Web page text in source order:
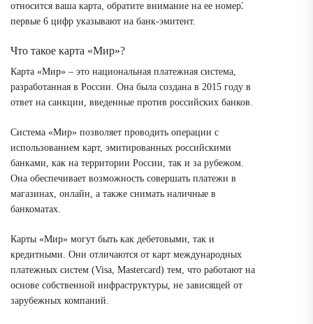
относится ваша карта, обратите внимание на ее номер⁚
первые 6 цифр указывают на банк-эмитент.
Что такое карта «Мир»?
Карта «Мир» – это национальная платежная система,
разработанная в России. Она была создана в 2015 году в
ответ на санкции, введенные против российских банков.
Система «Мир» позволяет проводить операции с
использованием карт, эмитированных российскими
банками, как на территории России, так и за рубежом.
Она обеспечивает возможность совершать платежи в
магазинах, онлайн, а также снимать наличные в
банкоматах.
Карты «Мир» могут быть как дебетовыми, так и
кредитными. Они отличаются от карт международных
платежных систем (Visa, Mastercard) тем, что работают на
основе собственной инфраструктуры, не зависящей от
зарубежных компаний.